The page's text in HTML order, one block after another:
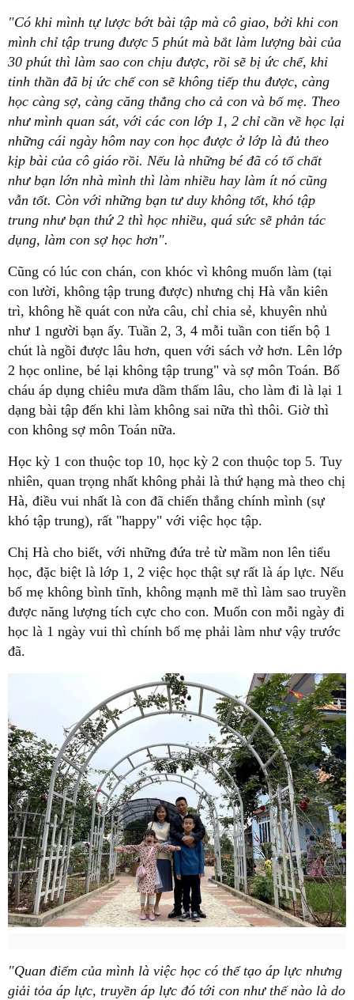
"Có khi mình tự lược bớt bài tập mà cô giao, bởi khi con
mình chỉ tập trung được 5 phút mà bắt làm lượng bài của
30 phút thì làm sao con chịu được, rồi sẽ bị ức chế, khi
tinh thần đã bị ức chế con sẽ không tiếp thu được, càng
học càng sợ, càng căng thẳng cho cả con và bố mẹ. Theo
như mình quan sát, với các con lớp 1, 2 chỉ cần về học lại
những cái ngày hôm nay con học được ở lớp là đủ theo
kịp bài của cô giáo rồi. Nếu là những bé đã có tố chất
như bạn lớn nhà mình thì làm nhiều hay làm ít nó cũng
vẫn tốt. Còn với những bạn tư duy không tốt, khó tập
trung như bạn thứ 2 thì học nhiều, quá sức sẽ phản tác
dụng, làm con sợ học hơn".
Cũng có lúc con chán, con khóc vì không muốn làm (tại
con lười, không tập trung được) nhưng chị Hà vẫn kiên
trì, không hề quát con nửa câu, chỉ chia sẻ, khuyên nhủ
như 1 người bạn ấy. Tuần 2, 3, 4 mỗi tuần con tiến bộ 1
chút là ngồi được lâu hơn, quen với sách vở hơn. Lên lớp
2 học online, bé lại không tập trung" và sợ môn Toán. Bố
cháu áp dụng chiêu mưa dầm thấm lâu, cho làm đi là lại 1
dạng bài tập đến khi làm không sai nữa thì thôi. Giờ thì
con không sợ môn Toán nữa.
Học kỳ 1 con thuộc top 10, học kỳ 2 con thuộc top 5. Tuy
nhiên, quan trọng nhất không phải là thứ hạng mà theo chị
Hà, điều vui nhất là con đã chiến thắng chính mình (sự
khó tập trung), rất "happy" với việc học tập.
Chị Hà cho biết, với những đứa trẻ từ mầm non lên tiểu
học, đặc biệt là lớp 1, 2 việc học thật sự rất là áp lực. Nếu
bố mẹ không bình tĩnh, không mạnh mẽ thì làm sao truyền
được năng lượng tích cực cho con. Muốn con mỗi ngày đi
học là 1 ngày vui thì chính bố mẹ phải làm như vậy trước
đã.
"Quan điểm của mình là việc học có thể tạo áp lực nhưng
giải tỏa áp lực, truyền áp lực đó tới con như thế nào là do